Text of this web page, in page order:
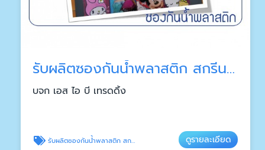
รับผลิตซองกันน้ำพลาสติก สกรีนลาย
บจก เอส ไอ บี เทรดดิ้ง
รับผลิตซองกันน้ำพลาสติก สกรีนลาย ดูรายละเอียด